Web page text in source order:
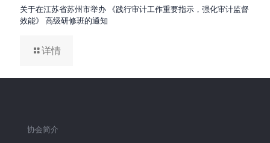
关于在江苏省苏州市举办 《践行审计工作重要指示，强化审计监督
效能》 高级研修班的通知
详情
协会简介